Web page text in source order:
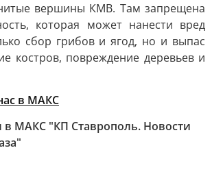
вершины КМВ. Там запрещена
которая может нанести вред
сбор грибов и ягод, но и выпас
костров, повреждение деревьев и
в МАКС
в МАКС "КП Ставрополь. Новости